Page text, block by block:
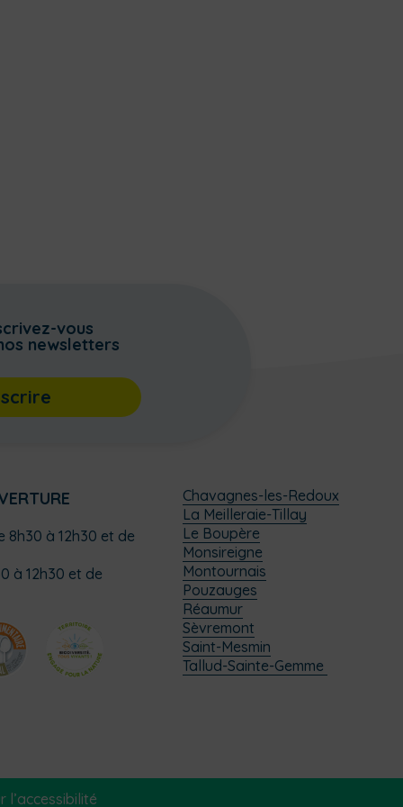
vous
newsletters
8h30 à 12h30 et de
à 12h30 et de
Chavagnes-les-Redoux
La Meilleraie-Tillay
Le Boupère
Monsireigne
Montournais
Pouzauges
Réaumur
Sèvremont
Saint-Mesmin
Tallud-Sainte-Gemme
l’accessibilité